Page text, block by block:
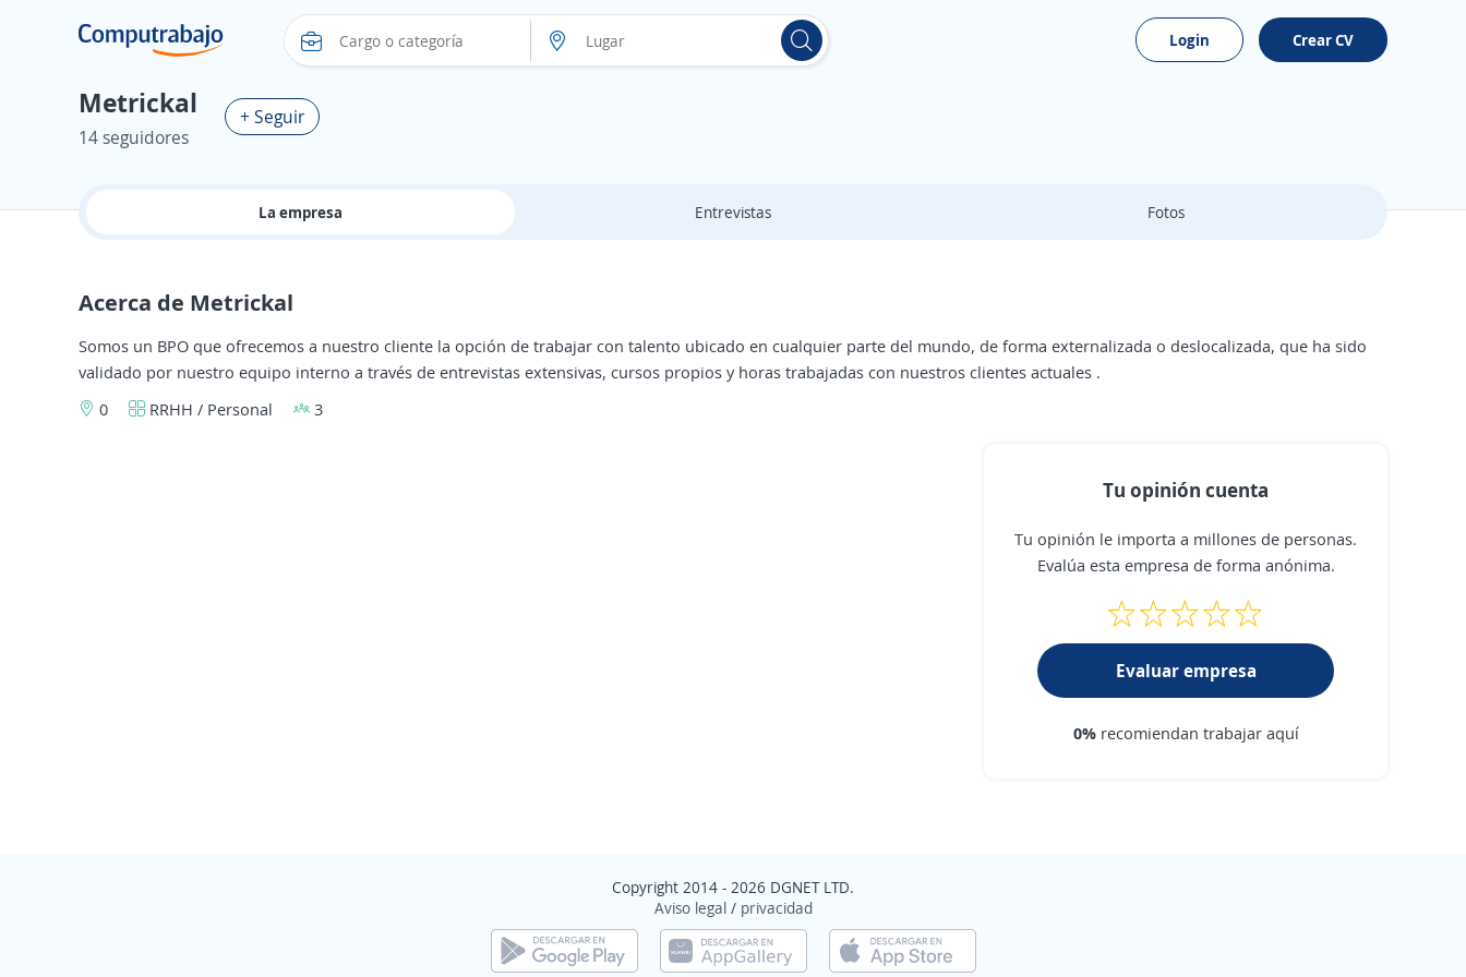
Login Crear CV
Metrickal
14 seguidores
+ Seguir
La empresa Entrevistas Fotos
Acerca de Metrickal
Somos un BPO que ofrecemos a nuestro cliente la opción de trabajar con talento ubicado en cualquier parte del mundo, de forma externalizada o deslocalizada, que ha sido
validado por nuestro equipo interno a través de entrevistas extensivas, cursos propios y horas trabajadas con nuestros clientes actuales .
0
RRHH / Personal 3
Tu opinión cuenta
Tu opinión le importa a millones de personas.
Evalúa esta empresa de forma anónima.
Evaluar empresa
0%recomiendan trabajar aquí
Copyright 2014 - 2026 DGNET LTD.
Aviso legal/ privacidad